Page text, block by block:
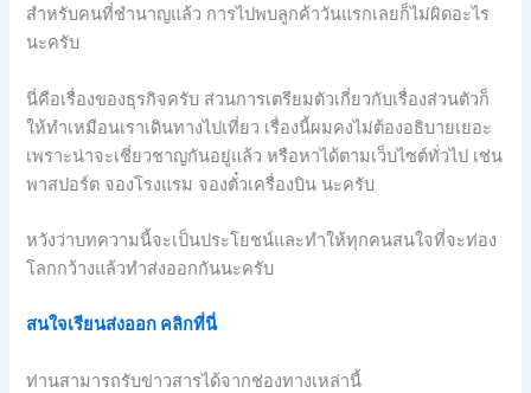
สำหรับคนที่ชำนาญแล้ว การไปพบลูกค้าวันแรกเลยก็ไม่ผิดอะไร
นะครับ
นี่คือเรื่องของธุรกิจครับ ส่วนการเตรียมตัวเกี่ยวกับเรื่องส่วนตัวก็
ให้ทำเหมือนเราเดินทางไปเที่ยว เรื่องนี้ผมคงไม่ต้องอธิบายเยอะ
เพราะน่าจะเชี่ยวชาญกันอยู่แล้ว หรือหาได้ตามเว็บไซต์ทั่วไป เช่น
พาสปอร์ต จองโรงแรม จองตั๋วเครื่องบิน นะครับ
หวังว่าบทความนี้จะเป็นประโยชน์และทำให้ทุกคนสนใจที่จะท่อง
โลกกว้างแล้วทำส่งออกกันนะครับ
สนใจเรียนส่งออก คลิกที่นี่
ท่านสามารถรับข่าวสารได้จากช่องทางเหล่านี้